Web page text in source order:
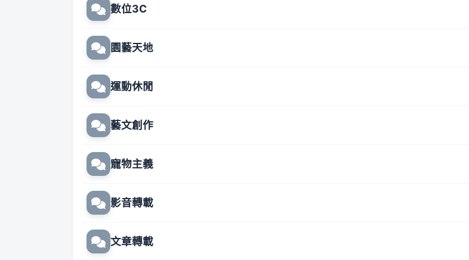
數位3C
園藝天地
運動休閒
藝文創作
寵物主義
影音轉載
文章轉載